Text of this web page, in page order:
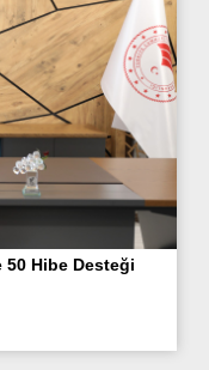
50 Hibe Desteği